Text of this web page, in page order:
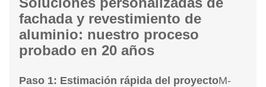
fachada y revestimiento de
aluminio: nuestro proceso
probado en 20 años
Paso 1: Estimación rápida del proyectoM-